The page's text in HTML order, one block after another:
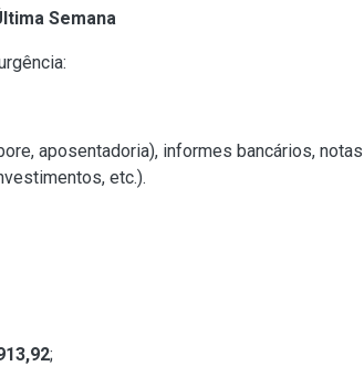
Semana
aposentadoria), informes bancários,
etc.).
;